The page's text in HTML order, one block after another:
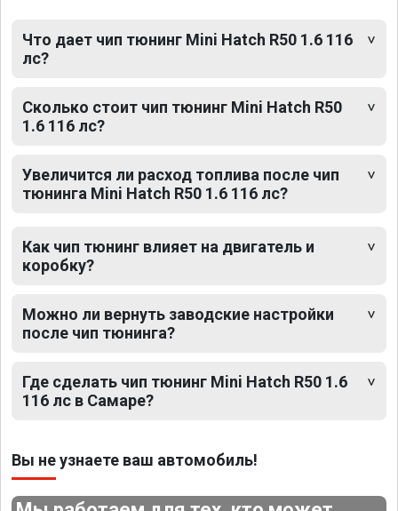
Что дает чип тюнинг Mini Hatch R50 1.6 116
лс?
Сколько стоит чип тюнинг Mini Hatch R50
1.6 116 лс?
Увеличится ли расход топлива после чип
тюнинга Mini Hatch R50 1.6 116 лс?
Как чип тюнинг влияет на двигатель и
коробку?
Можно ли вернуть заводские настройки
после чип тюнинга?
Где сделать чип тюнинг Mini Hatch R50 1.6
116 лс в Самаре?
Вы не узнаете ваш автомобиль!